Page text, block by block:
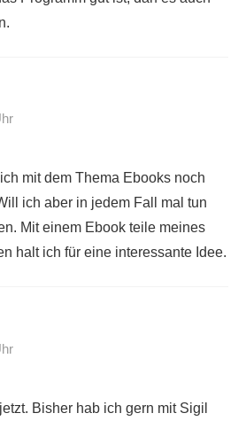
mit dem Thema Ebooks noch
ich aber in jedem Fall mal tun
Mit einem Ebook teile meines
halt ich für eine interessante Idee.
Bisher hab ich gern mit Sigil